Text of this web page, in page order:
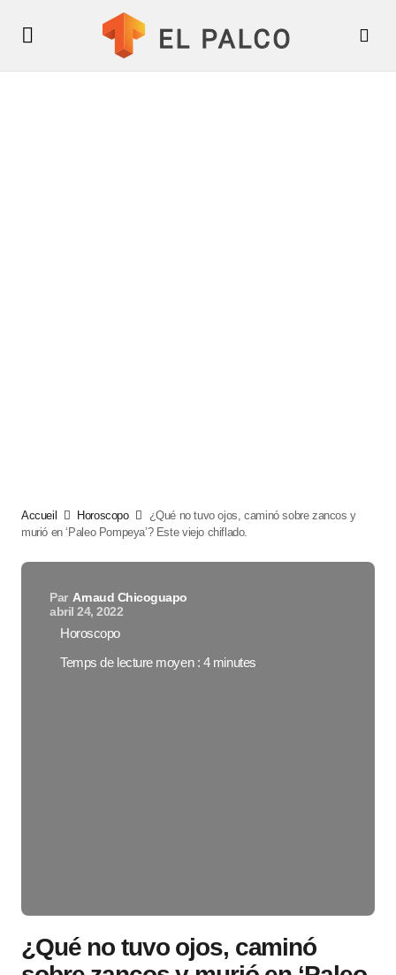
Accueil Horoscopo
¿Qué no tuvo ojos, caminó sobre zancos y
murió en ‘Paleo Pompeya’? Este viejo chiflado.
Par Arnaud Chicoguapo
abril 24, 2022
Horoscopo
Temps de lecture moyen : 4 minutes
¿Qué no tuvo ojos, caminó